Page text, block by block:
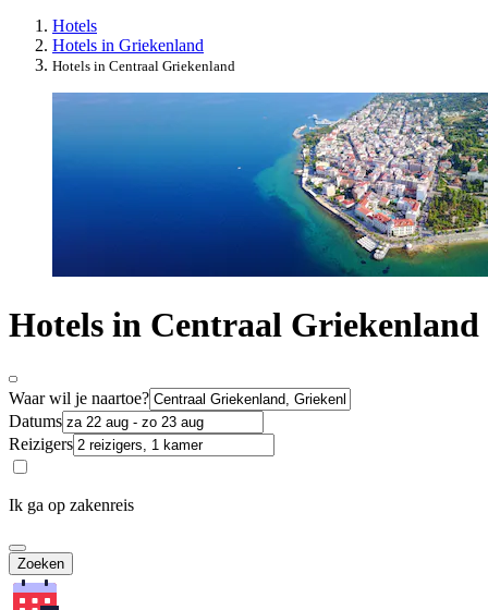
Hotels
Hotels in Griekenland
Hotels in Centraal Griekenland
Hotels in Centraal Griekenland
Waar wil je naartoe?
Datums
Reizigers
Ik ga op zakenreis
Zoeken